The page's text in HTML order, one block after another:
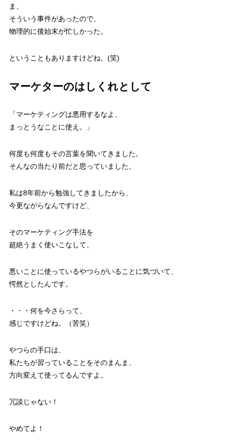
ま、
そういう事件があったので、
物理的に後始末が忙しかった。
ということもありますけどね。(笑)
マーケターのはしくれとして
「マーケティングは悪用するなよ、
まっとうなことに使え。」
何度も何度もその言葉を聞いてきました。
そんなの当たり前だと思っていました。
私は8年前から勉強してきましたから、
今更ながらなんですけど、
そのマーケティング手法を
超絶うまく使いこなして、
悪いことに使っているやつらがいることに気づいて、
愕然としたんです。
・・・何を今さらって、
感じですけどね。（苦笑）
やつらの手口は、
私たちが習っていることをそのまんま、
方向変えて使ってるんですよ。
冗談じゃない！
やめてよ！